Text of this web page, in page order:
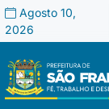
Agosto 10,
2026